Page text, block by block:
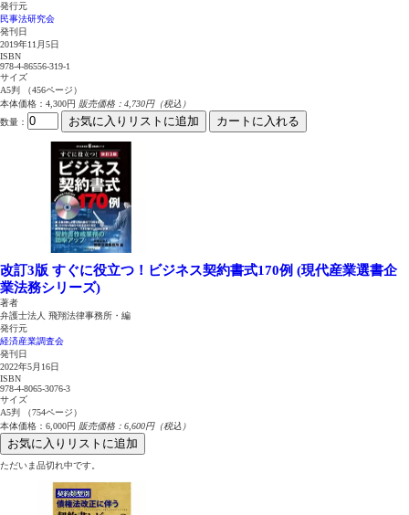
発行元
民事法研究会
発刊日
2019年11月5日
ISBN
978-4-86556-319-1
サイズ
A5判 （456ページ）
本体価格：4,300円 販売価格：4,730円（税込）
数量 ： お気に入りリストに追加 カートに入れる
改訂3版 すぐに役立つ！ビジネス契約書式170例 (現代産業選書企
業法務シリーズ)
著者
弁護士法人 飛翔法律事務所・編
発行元
経済産業調査会
発刊日
2022年5月16日
ISBN
978-4-8065-3076-3
サイズ
A5判 （754ページ）
本体価格：6,000円 販売価格：6,600円（税込）
お気に入りリストに追加
ただいま品切れ中です。